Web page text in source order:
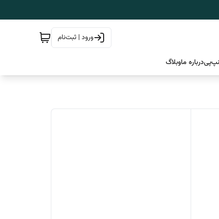
ورود | ثبت‌نام
درباره ماوبلاگ